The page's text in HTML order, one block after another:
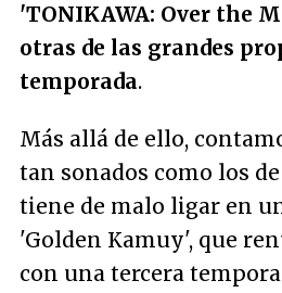
'TONIKAWA: Over the
otras de las grandes
temporada.
Más allá de ello,
tan sonados como los
tiene de malo ligar en
'Golden Kamuy', que
con una tercera